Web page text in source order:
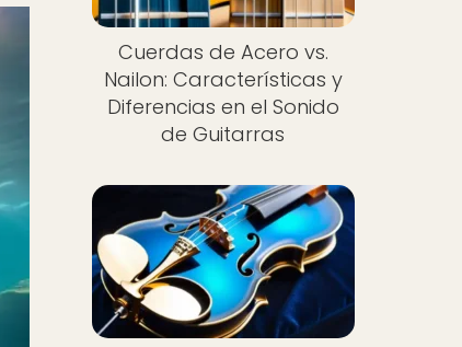
Cuerdas de Acero vs.
Nailon: Características y
Diferencias en el Sonido
de Guitarras
Nuevo